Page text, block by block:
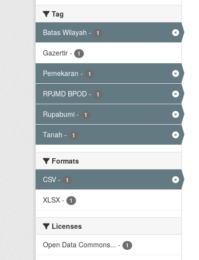
Tag
Batas Wilayah - 1
Gazertir - 1
Pemekaran - 1
RPJMD BPOD - 1
Rupabumi - 1
Tanah - 1
Formats
CSV - 1
XLSX - 1
Licenses
Open Data Commons... - 1